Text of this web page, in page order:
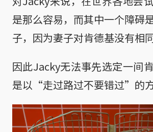
是那么容易，而其中一个障碍
子，因为妻子对肯德基没有相
因此Jacky无法事先选定一间
是以“走过路过不要错过”的方